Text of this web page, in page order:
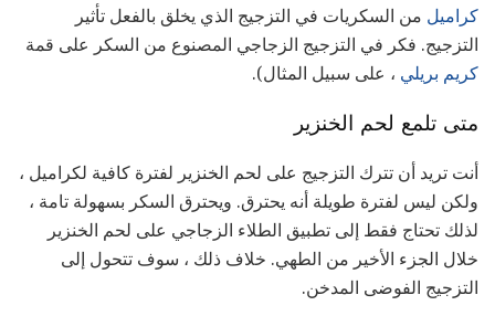
كراميل من السكريات في التزجيج الذي يخلق بالفعل تأثير
التزجيج. فكر في التزجيج الزجاجي المصنوع من السكر على قمة
كريم بريلي ، على سبيل المثال).
متى تلمع لحم الخنزير
أنت تريد أن تترك التزجيج على لحم الخنزير لفترة كافية لكراميل ،
ولكن ليس لفترة طويلة أنه يحترق. ويحترق السكر بسهولة تامة ،
لذلك تحتاج فقط إلى تطبيق الطلاء الزجاجي على لحم الخنزير
خلال الجزء الأخير من الطهي. خلاف ذلك ، سوف تتحول إلى
التزجيج الفوضى المدخن.